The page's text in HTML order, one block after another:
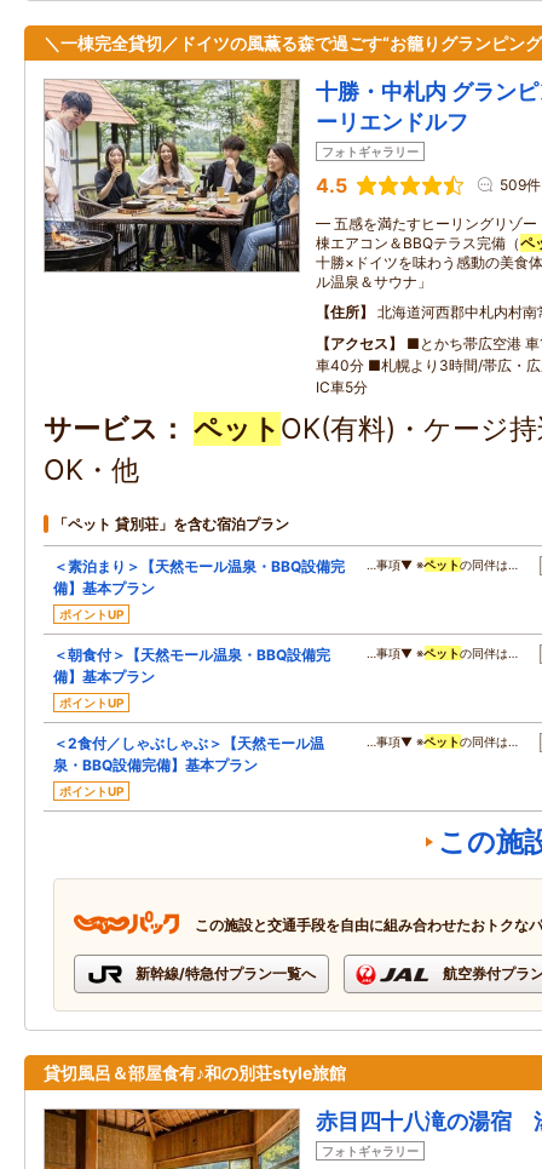
＼一棟完全貸切／ドイツの風薫る森で過ごす“お籠りグランピン
十勝・中札内 グラン
ーリエンドルフ
フォトギャラリー
4.5 509件
━ 五感を満たすヒーリングリゾ
棟エアコン＆BBQテラス完備（ペ
十勝×ドイツを味わう感動の美食
ル温泉＆サウナ」
住所
北海道河西郡中札内村南
アクセス
■とかち帯広空港
車40分 ■札幌より3時間/帯広・
IC車5分
サービス ペット OK(有料)・ケージ
OK・他
「ペット 貸別荘」を含む宿泊プラン
＜素泊まり＞【天然モール温泉・BBQ設備完
備】基本プラン
ポイントUP
…事項▼ ※ペットの同伴は…
＜朝食付＞【天然モール温泉・BBQ設備完
備】基本プラン
ポイントUP
…事項▼ ※ペットの同伴は…
＜2食付／しゃぶしゃぶ＞【天然モール温
泉・BBQ設備完備】基本プラン
ポイントUP
…事項▼ ※ペットの同伴は…
この施
この施設と交通手段を自由に組み合わせたおトクな
新幹線/特急付プラン一覧へ 航空券付プラ
貸切風呂＆部屋食有♪和の別荘style旅館
赤目四十八滝の湯宿
フォトギャラリー